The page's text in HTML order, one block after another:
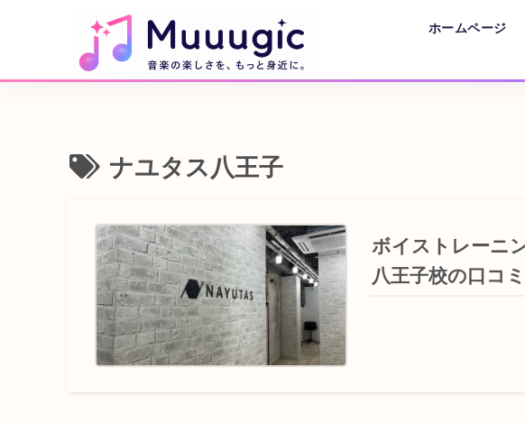
ホームページ
ナユタス八王子
ボイストレーニ
八王子校の口コ